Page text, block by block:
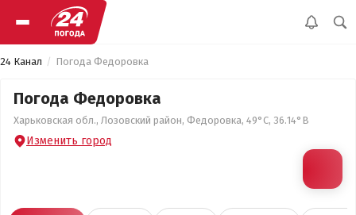
24 Канал Погода Федоровка
Погода Федоровка
Харьковская обл., Лозовский район, Федоровка, 49°С, 36.14°В
Изменить город